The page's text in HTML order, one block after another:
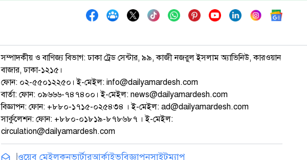
সম্পাদকীয় ও বাণিজ্য বিভাগ: ঢাকা ট্রেড সেন্টার, ৯৯, কাজী নজরুল ইসলাম অ্যাভিনিউ, কারওয়ান
বাজার, ঢাকা-১২১৫।
ফোন: ০২-৫৫০১২২৫০। ই-মেইল: info@dailyamardesh.com
বার্তা: ফোন: ০৯৬৬৬-৭৪৭৪০০। ই-মেইল: news@dailyamardesh.com
বিজ্ঞাপন: ফোন: +৮৮০-১৭১৫-০২৫৪৩৪ । ই-মেইল: ad@dailyamardesh.com
সার্কুলেশন: ফোন: +৮৮০-০১৮১৯-৮৭৮৬৮৭ । ই-মেইল:
circulation@dailyamardesh.com
ওয়েব মেইলকনভার্টারআর্কাইভবিজ্ঞাপনসাইটম্যাপ